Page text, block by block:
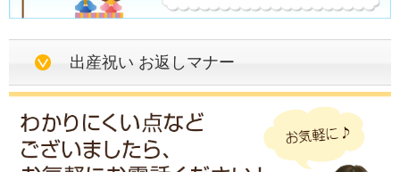
出産祝い お返しマナー